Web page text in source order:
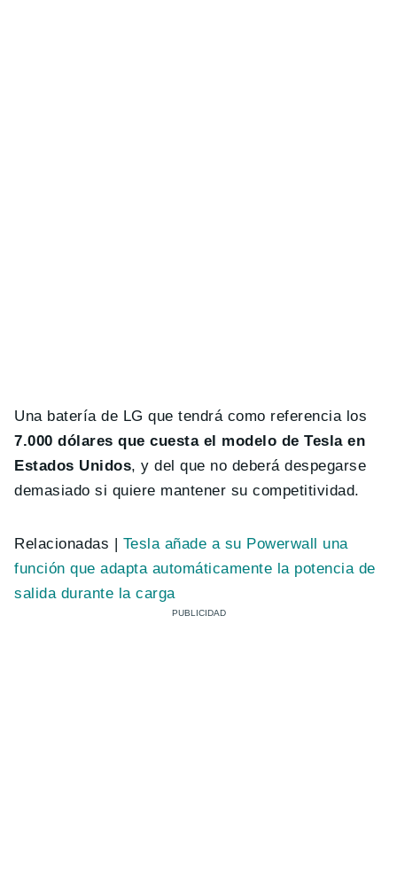
Una batería de LG que tendrá como referencia los
7.000 dólares que cuesta el modelo de Tesla en
Estados Unidos, y del que no deberá despegarse
demasiado si quiere mantener su competitividad.
Relacionadas | Tesla añade a su Powerwall una
función que adapta automáticamente la potencia de
salida durante la carga